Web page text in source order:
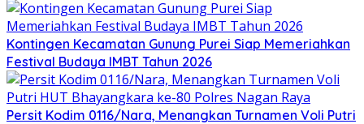
Kontingen Kecamatan Gunung Purei Siap Memeriahkan
Festival Budaya IMBT Tahun 2026
Persit Kodim 0116/Nara, Menangkan Turnamen Voli Putri